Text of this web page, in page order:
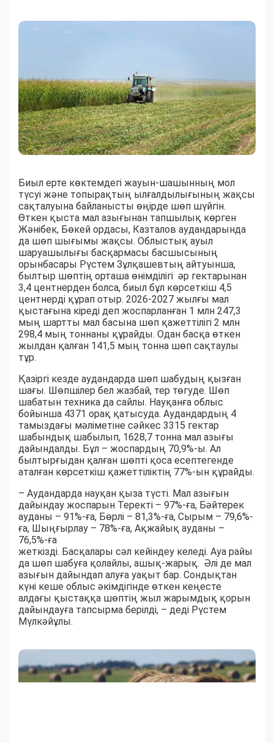
Биыл ерте көктемдегі жауын-шашынның мол
түсуі және топырақтың ылғалдылығының жақсы
сақталуына байланысты өңірде шөп шүйгін.
Өткен қыста мал азығынан тапшылық көрген
Жәнібек, Бөкей ордасы, Казталов аудандарында
да шөп шығымы жақсы. Облыстық ауыл
шаруашылығы басқармасы басшысының
орынбасары Рүстем Зұлқашевтың айтуынша,
былтыр шөптің орташа өнімділігі әр гектарынан
3,4 центнерден болса, биыл бұл көрсеткіш 4,5
центнерді құрап отыр. 2026-2027 жылғы мал
қыстағына кіреді деп жоспарланған 1 млн 247,3
мың шартты мал басына шөп қажеттілігі 2 млн
298,4 мың тоннаны құрайды. Одан басқа өткен
жылдан қалған 141,5 мың тонна шөп сақтаулы
тұр.
Қазіргі кезде аудандарда шөп шабудың қызған
шағы. Шөпшілер бел жазбай, тер төгуде. Шөп
шабатын техника да сайлы. Науқанға облыс
бойынша 4371 орақ қатысуда. Аудандардың 4
тамыздағы мәліметіне сәйкес 3315 гектар
шабындық шабылып, 1628,7 тонна мал азығы
дайындалды. Бұл – жоспардың 70,9%-ы. Ал
былтырғыдан қалған шөпті қоса есептегенде
аталған көрсеткіш қажеттіліктің 77%-ын құрайды.
– Аудандарда науқан қыза түсті. Мал азығын
дайындау жоспарын Теректі – 97%-ға, Бәйтерек
ауданы – 91%-ға, Бөрлі – 81,3%-ға, Сырым – 79,6%-
ға, Шыңғырлау – 78%-ға, Ақжайық ауданы –
76,5%-ға
жеткізді. Басқалары сәл кейіндеу келеді. Ауа райы
да шөп шабуға қолайлы, ашық-жарық. Әлі де мал
азығын дайындап алуға уақыт бар. Сондықтан
күні кеше облыс әкімдігінде өткен кеңесте
алдағы қыстаққа шөптің жыл жарымдық қорын
дайындауға тапсырма берілді, – деді Рүстем
Мүлкәйұлы.